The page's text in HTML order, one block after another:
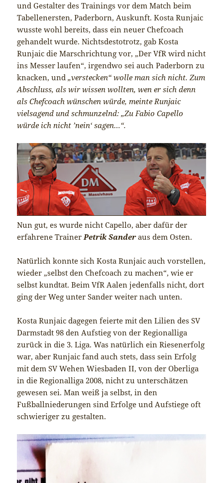
und Gestalter des Trainings vor dem Match beim
Tabellenersten, Paderborn, Auskunft. Kosta Runjaic
wusste wohl bereits, dass ein neuer Chefcoach
gehandelt wurde. Nichtsdestotrotz, gab Kosta
Runjaic die Marschrichtung vor, „Der VfR wird nicht
ins Messer laufen“, irgendwo sei auch Paderborn zu
knacken, und„verstecken“ wolle man sich nicht. Zum
Abschluss, als wir wissen wollten, wen er sich denn
als Chefcoach wünschen würde, meinte Runjaic
vielsagend und schmunzelnd: „Zu Fabio Capello
würde ich nicht ’nein‘ sagen…“.
Nun gut, es wurde nicht Capello, aber dafür der
erfahrene Trainer Petrik Sanderaus dem Osten.
Natürlich konnte sich Kosta Runjaic auch vorstellen,
wieder „selbst den Chefcoach zu machen“, wie er
selbst kundtat. Beim VfR Aalen jedenfalls nicht, dort
ging der Weg unter Sander weiter nach unten.
Kosta Runjaic dagegen feierte mit den Lilien des SV
Darmstadt 98 den Aufstieg von der Regionalliga
zurück in die 3. Liga. Was natürlich ein Riesenerfolg
war, aber Runjaic fand auch stets, dass sein Erfolg
mit dem SV Wehen Wiesbaden II, von der Oberliga
in die Regionalliga 2008, nicht zu unterschätzen
gewesen sei. Man weiß ja selbst, in den
Fußballniederungen sind Erfolge und Aufstiege oft
schwieriger zu gestalten.